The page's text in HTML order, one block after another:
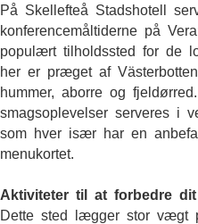
På Skellefteå Stadshotell
konferencemåltiderne på
populært tilholdssted for de
her er præget af
hummer, aborre og
smagsoplevelser serveres i
som hver især har en
menukortet.
Aktiviteter til at forbedre
Dette sted lægger stor vægt